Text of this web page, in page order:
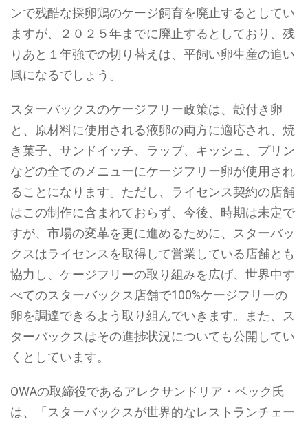
ンで残酷な採卵鶏のケージ飼育を廃止するとしてい
ますが、２０２５年までに廃止するとしており、残
りあと１年強での切り替えは、平飼い卵生産の追い
風になるでしょう。
スターバックスのケージフリー政策は、殻付き卵
と、原材料に使用される液卵の両方に適応され、焼
き菓子、サンドイッチ、ラップ、キッシュ、プリン
などの全てのメニューにケージフリー卵が使用され
ることになります。ただし、ライセンス契約の店舗
はこの制作に含まれておらず、今後、時期は未定で
すが、市場の変革を更に進めるために、スターバッ
クスはライセンスを取得して営業している店舗とも
協力し、ケージフリーの取り組みを広げ、世界中す
べてのスターバックス店舗で100%ケージフリーの
卵を調達できるよう取り組んでいきます。また、ス
ターバックスはその進捗状況についても公開してい
くとしています。
OWAの取締役であるアレクサンドリア・ベック氏
は、「スターバックスが世界的なレストランチェー